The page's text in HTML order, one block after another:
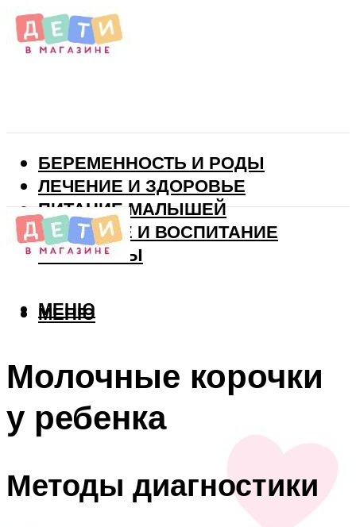
БЕРЕМЕННОСТЬ И РОДЫ
ЛЕЧЕНИЕ И ЗДОРОВЬЕ
ПИТАНИЕ МАЛЫШЕЙ
РАЗВИТИЕ И ВОСПИТАНИЕ
ВИТАМИНЫ
МЕНЮ
МЕНЮ
Молочные корочки
у ребенка
Методы диагностики